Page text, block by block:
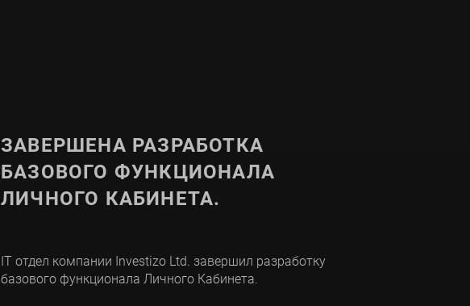
ЗАВЕРШЕНА РАЗРАБОТКА
БАЗОВОГО ФУНКЦИОНАЛА
ЛИЧНОГО КАБИНЕТА.
IT отдел компании Investizo Ltd. завершил разработку
базового функционала Личного Кабинета.